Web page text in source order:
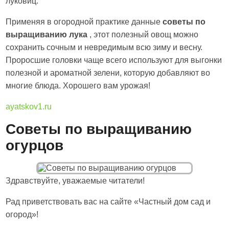
Применяя в огородной практике данныесоветы по
выращиванию лука , этот полезный овощ можно
сохранить сочным и невредимым всю зиму и весну.
Проросшие головки чаще всего используют для выгонки
полезной и ароматной зелени, которую добавляют во
многие блюда. Хорошего вам урожая!
ayatskov1.ru
Советы по выращиванию
огурцов
Здравствуйте, уважаемые читатели!
Рад приветствовать вас на сайте «Частный дом сад и
огород»!